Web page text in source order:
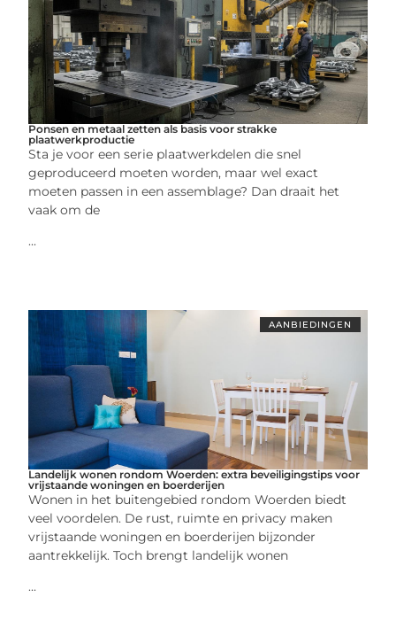
Ponsen en metaal zetten als basis voor strakke
plaatwerkproductie
Sta je voor een serie plaatwerkdelen die snel
geproduceerd moeten worden, maar wel exact
moeten passen in een assemblage? Dan draait het
vaak om de
...
AANBIEDINGEN
Landelijk wonen rondom Woerden: extra beveiligingstips voor
vrijstaande woningen en boerderijen
Wonen in het buitengebied rondom Woerden biedt
veel voordelen. De rust, ruimte en privacy maken
vrijstaande woningen en boerderijen bijzonder
aantrekkelijk. Toch brengt landelijk wonen
...